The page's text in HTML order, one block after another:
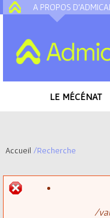
A PROPOS D'ADMICAL
LE MÉCÉNAT
Accueil /Recherche
/